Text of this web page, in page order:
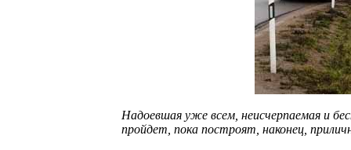
Надоевшая уже всем, неисчерпаемая и
пройдет, пока построят, наконец,